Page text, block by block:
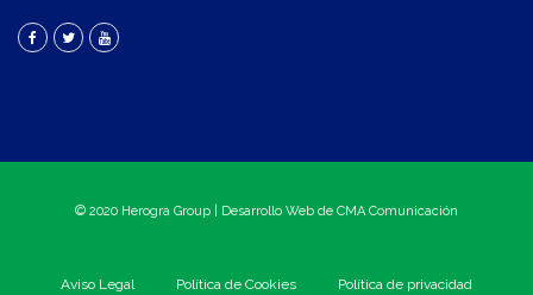
© 2020 Herogra Group | Desarrollo Web de CMA Comunicación
Aviso Legal Política de Cookies Política de privacidad